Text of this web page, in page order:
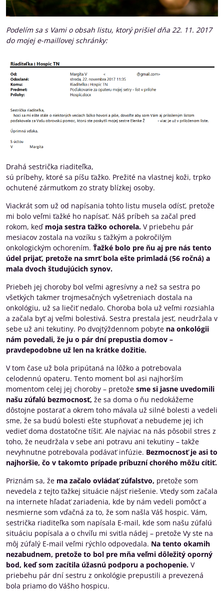
Podelím sa s Vami o obsah listu, ktorý prišiel dňa 22. 11. 2017
do mojej e-maillovej schránky:
Drahá sestrička riaditeľka,
sú príbehy, ktoré sa píšu ťažko. Prežité na vlastnej koži, trpko
ochutené zármutkom zo straty blízkej osoby.
Viackrát som už od napísania tohto listu musela odísť, pretože
mi bolo veľmi ťažké ho napísať. Náš príbeh sa začal pred
rokom, keď moja sestra ťažko ochorela. V priebehu pár
mesiacov zostala na vozíku s ťažkým a pokročilým
onkologickým ochorením. Ťažké bolo pre ňu aj pre nás tento
údel prijať, pretože na smrť bola ešte primladá (56 ročná) a
mala dvoch študujúcich synov.
Priebeh jej choroby bol veľmi agresívny a než sa sestra po
všetkých takmer trojmesačných vyšetreniach dostala na
onkológiu, už sa liečiť nedalo. Choroba bola už veľmi rozsiahla
a začala byť aj veľmi bolestivá. Sestra prestala jesť, neudržala v
sebe už ani tekutiny. Po dvojtýždennom pobyte na onkológii
nám povedali, že ju o pár dní prepustia domov –
pravdepodobne už len na krátke dožitie.
V tom čase už bola pripútaná na lôžko a potrebovala
celodennú opateru. Tento moment bol asi najhorším
momentom celej jej choroby – pretože sme si jasne uvedomili
našu zúfalú bezmocnosť, že sa doma o ňu nedokážeme
dôstojne postarať a okrem toho mávala už silné bolesti a vedeli
sme, že sa budú bolesti ešte stupňovať a nebudeme jej ich
vedieť doma dostatočne tíšiť. Ale najviac na nás pôsobil stres z
toho, že neudržala v sebe ani potravu ani tekutiny – takže
nevyhnutne potrebovala podávať infúzie. Bezmocnosť je asi to
najhoršie, čo v takomto prípade príbuzní chorého môžu cítiť.
Priznám sa, že ma začalo ovládať zúfalstvo, pretože som
nevedela z tejto ťažkej situácie nájsť riešenie. Vtedy som začala
na internete hľadať zariadenia, kde by nám vedeli pomôcť a
nesmierne som vďačná za to, že som našla Váš hospic. Vám,
sestrička riaditeľka som napísala E-mail, kde som našu zúfalú
situáciu popísala a o chvíľu mi svitla nádej – pretože Vy ste na
môj zúfalý E-mail veľmi rýchlo odpovedala. Na tento okamih
nezabudnem, pretože to bol pre mňa veľmi dôležitý oporný
bod, keď som zacítila úžasnú podporu a pochopenie. V
priebehu pár dní sestru z onkológie prepustili a prevezená
bola priamo do Vášho hospicu.